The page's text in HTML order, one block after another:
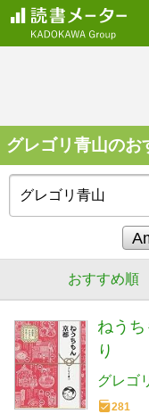
グレゴリ青山のお
おすすめ順
ねう
り
グレゴ
281